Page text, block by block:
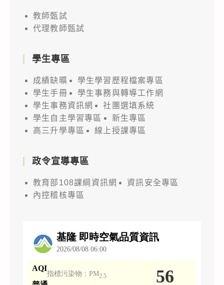
教師甄試
代理教師甄試
學生專區
成績缺曠
學生學習歷程檔案專區
學生手冊
學生事務與轉導工作網
學生事務資訊網
社團選填系統
學生自主學習專區
新生專區
高三升學專區
線上授課專區
政令宣導專區
教育部108課綱資訊網
資訊安全專區
內控稽核專區